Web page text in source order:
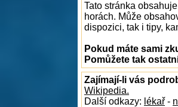
Tato stránka
horách. Může
dispozici, tak i tipy,
Pokud máte sami
Pomůžete tak
Zajímají-li vás
Wikipedia.
Další odkazy: lékař -